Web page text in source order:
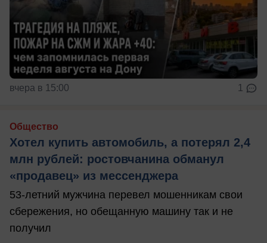
вчера в 15:00 1
Общество
Хотел купить автомобиль, а потерял 2,4
млн рублей: ростовчанина обманул
«продавец» из мессенджера
53-летний мужчина перевел мошенникам свои
сбережения, но обещанную машину так и не
получил